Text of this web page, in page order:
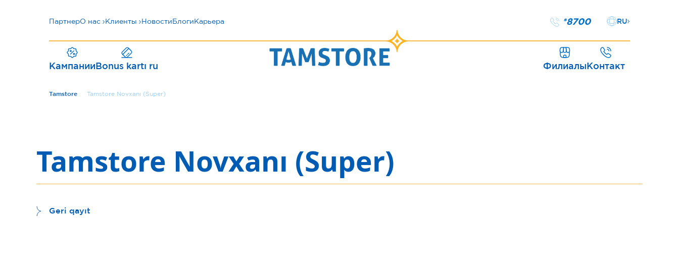
ПартнерО нас Клиенты НовостиБлогиКарьера *8700 RU
КампанииBonus kartı ru ФилиалыКонтакт
Tamstore Tamstore Novxanı (Super)
Tamstore Novxanı (Super)
Geri qayıt